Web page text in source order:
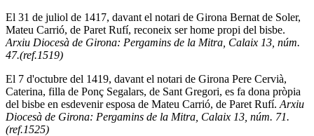
El 31 de juliol de 1417, davant el notari de Girona Bernat de Soler,
Mateu Carrió, de Paret Rufí­, reconeix ser home propi del bisbe.
Arxiu Diocesà de Girona: Pergamins de la Mitra, Calaix 13, núm.
47.(ref.1519)
El 7 d'octubre del 1419, davant el notari de Girona Pere Cervià,
Caterina, filla de Ponç Segalars, de Sant Gregori, es fa dona pròpia
del bisbe en esdevenir esposa de Mateu Carrió, de Paret Rufí­. Arxiu
Diocesà de Girona: Pergamins de la Mitra, Calaix 13, núm. 71.
(ref.1525)